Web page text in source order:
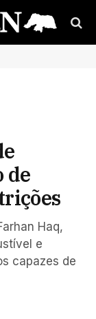
de
Haq,
e
capazes de